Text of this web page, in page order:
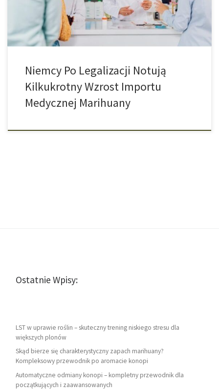
łatwiejsze niż kiedykolwiek […]
Niemcy Po Legalizacji Notują
Kilkukrotny Wzrost Importu
Medycznej Marihuany
Ostatnie Wpisy:
LST w uprawie roślin – skuteczny trening niskiego stresu dla
większych plonów
Skąd bierze się charakterystyczny zapach marihuany?
Kompleksowy przewodnik po aromacie konopi
Automatyczne odmiany konopi – kompletny przewodnik dla
początkujących i zaawansowanych